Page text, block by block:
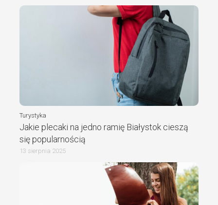
Turystyka
Jakie plecaki na jedno ramię Białystok cieszą
się popularnością
13 sierpnia 2025